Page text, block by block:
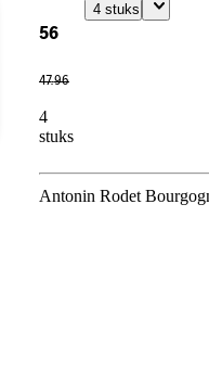
56
47.96
4
stuks
4 stuks
Antonin Rodet